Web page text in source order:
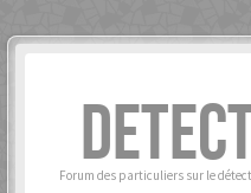
Forum des particuliers sur le